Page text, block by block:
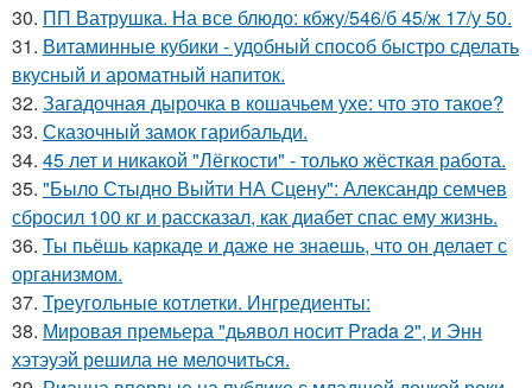
30. ПП Ватрушка. На все блюдо: кбжу/546/б 45/ж 17/у 50.
31. Витаминные кубики - удобный способ быстро сделать
вкусный и ароматный напиток.
32. Загадочная дырочка в кошачьем ухе: что это такое?
33. Сказочный замок гарибальди.
34. 45 лет и никакой "Лёгкости" - только жёсткая работа.
35. "Было Стыдно Выйти НА Сцену": Александр семчев
сбросил 100 кг и рассказал, как диабет спас ему жизнь.
36. Ты пьёшь каркаде и даже не знаешь, что он делает с
организмом.
37. Треугольные котлетки. Ингредиенты:
38. Мировая премьера "дьявол носит Prada 2", и Энн
хэтэуэй решила не мелочиться.